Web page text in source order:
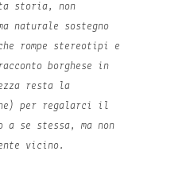
storia, non
naturale sostegno
rompe stereotipi e
borghese in
resta la
per regalarci il
se stessa, ma non
vicino.